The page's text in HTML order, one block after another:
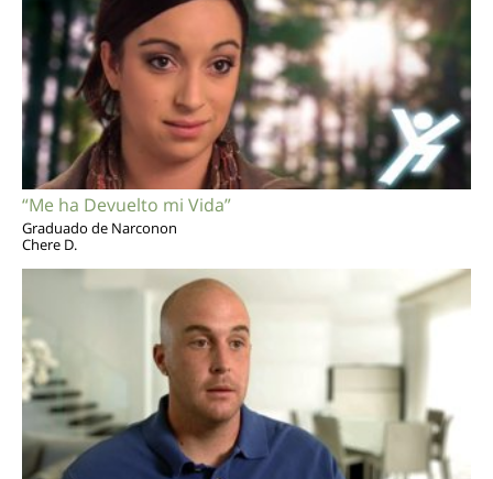
“Me ha Devuelto mi Vida”
Graduado de Narconon
Chere D.